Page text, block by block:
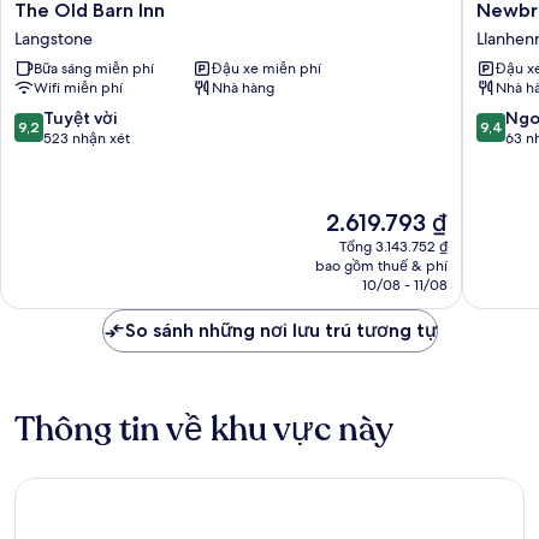
The
Old
Barn
Inn
Langstone
The Old Barn Inn
Langstone
Bữa sáng miễn phí
Đậu xe miễn phí
Wifi miễn phí
Nhà hàng
9.2
trên
9,2 Tuyệt vời
523 nhận xét
Giá
hiện
tại
2.619.793 ₫
2.619.793 ₫
Tổng 3.143.752 ₫
bao gồm thuế & phí
10/08 - 11/08
on
Usk
Đậu
Nhà
9.4
trên
9,4
63
So sánh những nơi lưu trú tương tự
Thông tin về khu vực này